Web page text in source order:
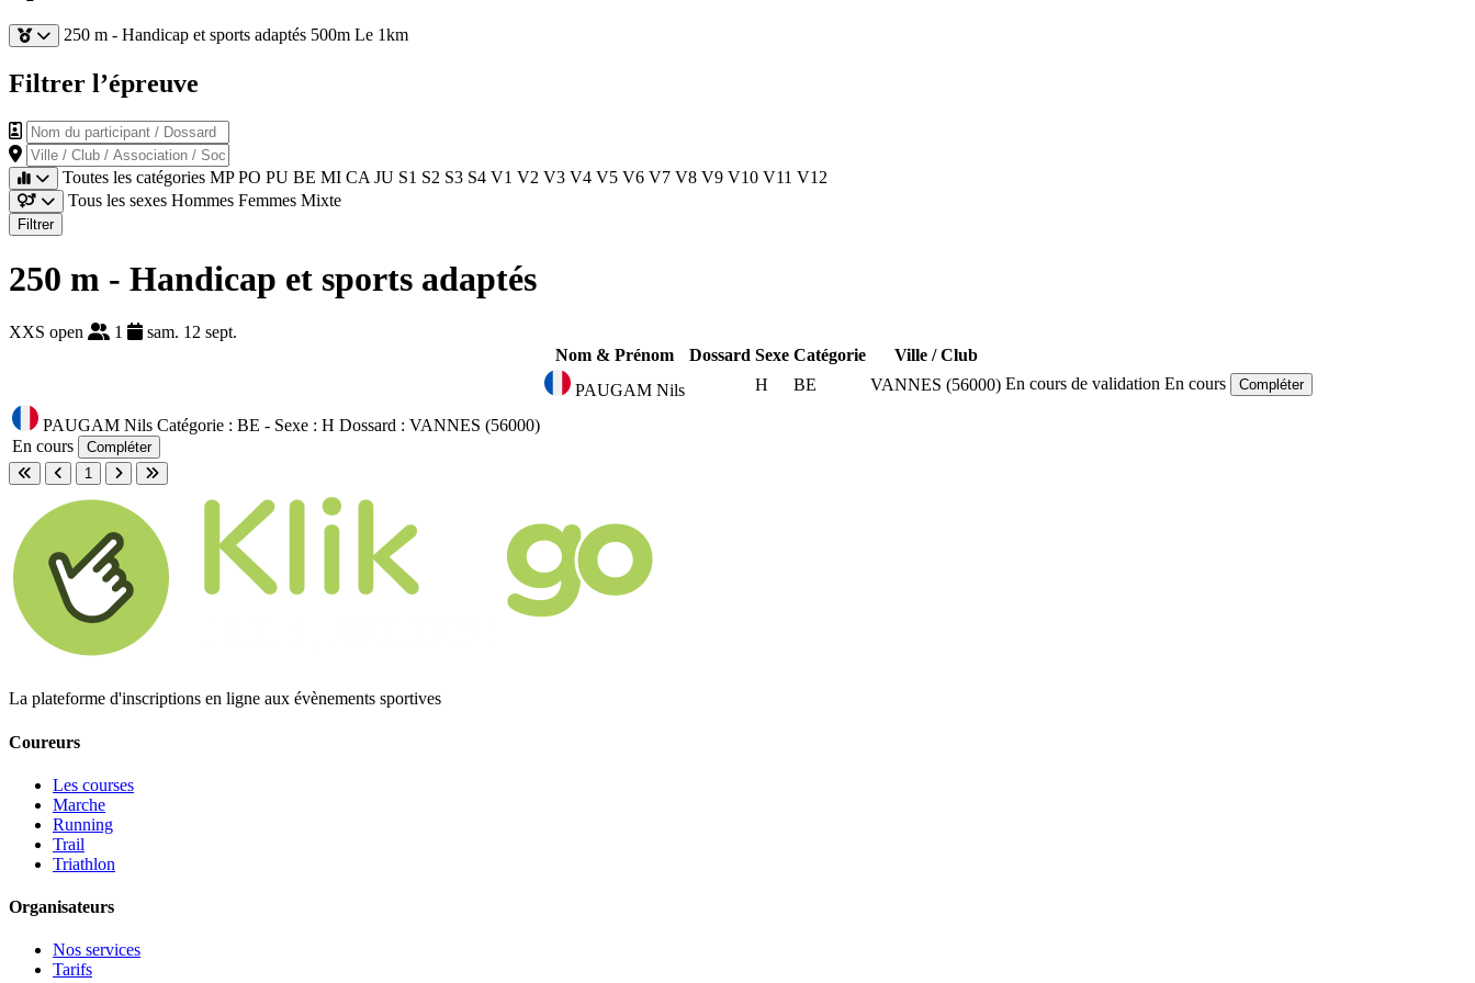
250 m - Handicap et sports adaptés 500m Le 1km
Filtrer l’épreuve
Nom du participant / Dossard
Ville / Club / Association / Société
Toutes les catégories MP PO PU BE MI CA JU S1 S2 S3 S4 V1 V2 V3 V4 V5 V6 V7 V8 V9 V10 V11 V12
Tous les sexes Hommes Femmes Mixte
Filtrer
250 m - Handicap et sports adaptés
XXS open 1
sam. 12 sept.
Nom & Prénom
Dossard Sexe Catégorie
Ville / Club
PAUGAM Nils
H BE VANNES (56000) En cours de validation En cours Compléter
PAUGAM Nils Catégorie : BE - Sexe : H Dossard : VANNES (56000)
En cours
Compléter
Première page
Page précédente
1
Page suivante
Dernière page
La plateforme d'inscriptions en ligne aux évènements sportives
Coureurs
Les courses
Marche
Running
Trail
Triathlon
Organisateurs
Nos services
Tarifs